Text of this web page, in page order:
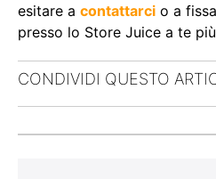
esitare a contattarci o a
presso lo Store Juice a te
CONDIVIDI QUESTO